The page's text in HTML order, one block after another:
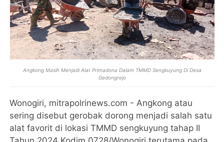
Angkong Masih Menjadi Alat Primadona Dalam TMMD Sengkuyung Di Desa
Gedongrejo
Wonogiri, mitrapolrinews.com - Angkong atau
sering disebut gerobak dorong menjadi salah satu
alat favorit di lokasi TMMD sengkuyung tahap II